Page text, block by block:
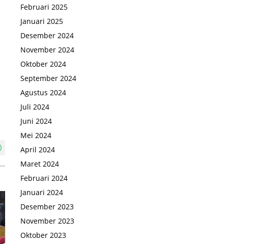
Februari 2025
Januari 2025
Desember 2024
November 2024
Oktober 2024
September 2024
Agustus 2024
Juli 2024
Juni 2024
Mei 2024
April 2024
Maret 2024
Februari 2024
Januari 2024
Desember 2023
November 2023
Oktober 2023